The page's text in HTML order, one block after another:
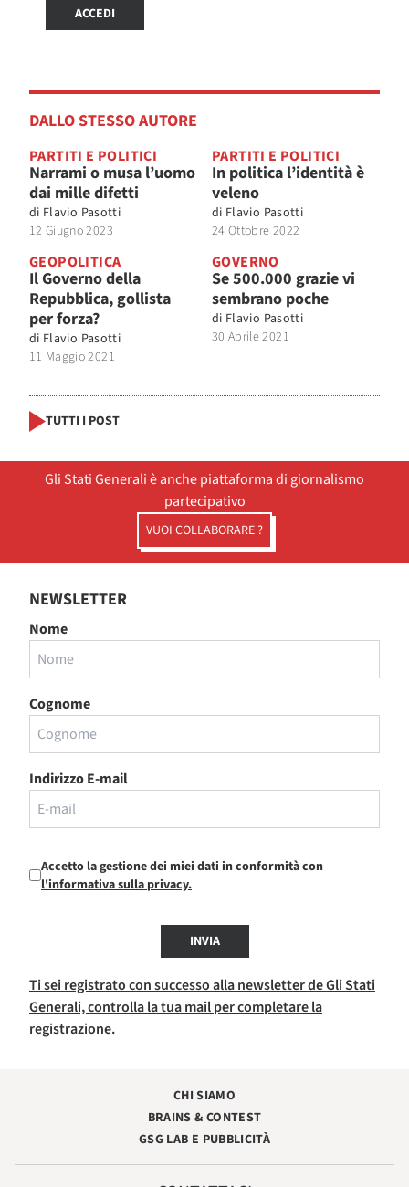
ACCEDI
DALLO STESSO AUTORE
PARTITI E POLITICI
Narrami o musa l’uomo
dai mille difetti
di Flavio Pasotti
12 Giugno 2023
PARTITI E POLITICI
In politica l’identità è
veleno
di Flavio Pasotti
24 Ottobre 2022
GEOPOLITICA
Il Governo della
Repubblica, gollista
per forza?
di Flavio Pasotti
11 Maggio 2021
GOVERNO
Se 500.000 grazie vi
sembrano poche
di Flavio Pasotti
30 Aprile 2021
TUTTI I POST
Gli Stati Generali è anche piattaforma di giornalismo
partecipativo
VUOI COLLABORARE ?
NEWSLETTER
Nome
Cognome
Indirizzo E-mail
Accetto la gestione dei miei dati in conformità con
l'informativa sulla privacy.
INVIA
Ti sei registrato con successo alla newsletter de Gli Stati
Generali, controlla la tua mail per completare la
registrazione.
CHI SIAMO
BRAINS & CONTEST
GSG LAB E PUBBLICITÀ